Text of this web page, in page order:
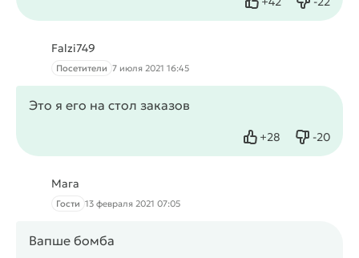
Нравится Не
Falzi749
Посетители 7 июля 2021 16:45
Это я его на стол заказов
+28
Нравится -20
Не
Мага
Гости 13 февраля 2021 07:05
Вапше бомба